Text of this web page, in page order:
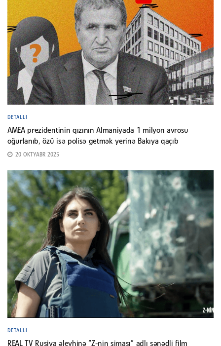
DETALLI
AMEA prezidentinin qızının Almaniyada 1 milyon avrosu
oğurlanıb, özü isə polisə getmək yerinə Bakıya qaçıb
20 OKTYABR 2025
DETALLI
REAL TV Rusiya əleyhinə “Z-nin siması” adlı sənədli film